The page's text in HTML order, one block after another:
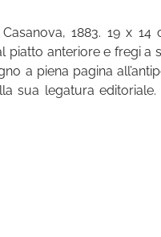
1883. 19 x
piatto anteriore e fregi a
a piena pagina
sua legatura